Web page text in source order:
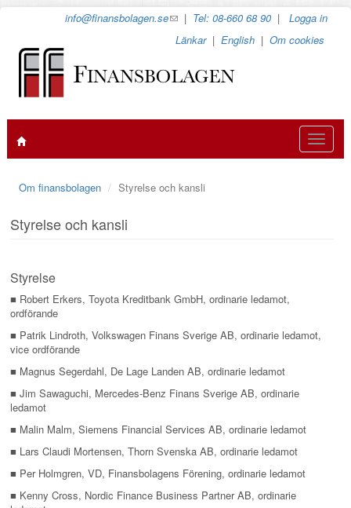
info@finansbolagen.se(link
e-
| Tel: 08-660 68 90 |Logga in
Länkar|English |Om cookies
Toggle
Om finansbolagen Styrelse och kansli
Styrelse och kansli
Styrelse
■ Robert Erkers, Toyota Kreditbank GmbH, ordinarie ledamot,
ordförande
■ Patrik Lindroth, Volkswagen Finans Sverige AB, ordinarie ledamot,
vice ordförande
■ Magnus Segerdahl, De Lage Landen AB, ordinarie ledamot
■ Jim Sawaguchi, Mercedes-Benz Finans Sverige AB, ordinarie
ledamot
■ Malin Malm, Siemens Financial Services AB, ordinarie ledamot
■ Lars Claudi Mortensen, Thorn Svenska AB, ordinarie ledamot
■ Per Holmgren, VD, Finansbolagens Förening, ordinarie ledamot
■ Kenny Cross, Nordic Finance Business Partner AB, ordinarie